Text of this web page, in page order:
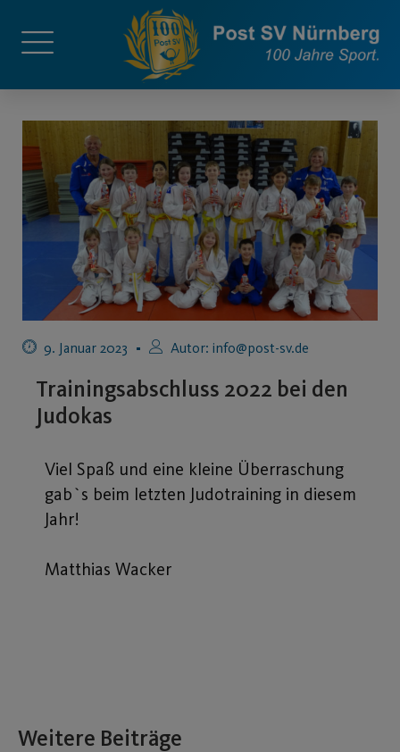
9. Januar 2023 Autor: info@post-sv.de
Trainingsabschluss 2022 bei den
Judokas
Viel Spaß und eine kleine Überraschung
gab`s beim letzten Judotraining in diesem
Jahr!
Matthias Wacker
Weitere Beiträge